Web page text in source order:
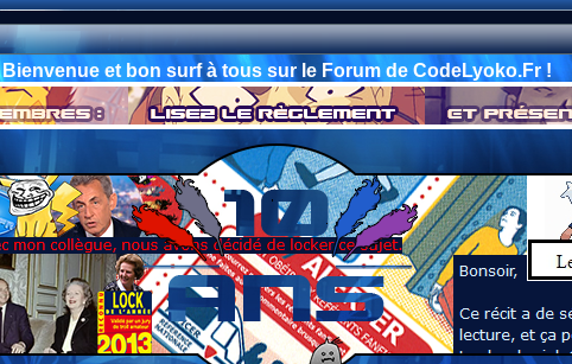
Bienvenue et bon surf à tous sur le Forum de CodeLyoko.Fr !